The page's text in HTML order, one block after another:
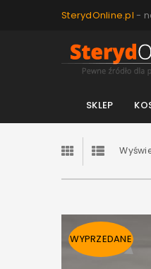
SterydOnline.pl -
SKLEP
WYPRZEDANE